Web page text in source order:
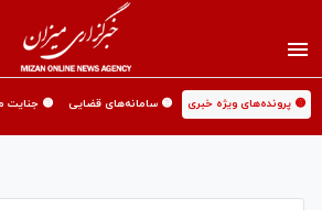
🟡 پرونده‌های ویژه خبری 🟡 سامانه‌های قضایی 🟡 جنایت